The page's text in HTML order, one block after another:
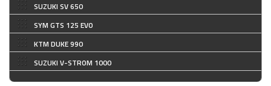
SUZUKI SV 650
SYM GTS 125 EVO
KTM DUKE 990
SUZUKI V-STROM 1000